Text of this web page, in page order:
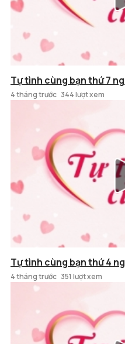
Tự tình cùng bạn thứ 7
4 tháng trước 344 lượt xem
Tự tình cùng bạn thứ 4
4 tháng trước 351 lượt xem